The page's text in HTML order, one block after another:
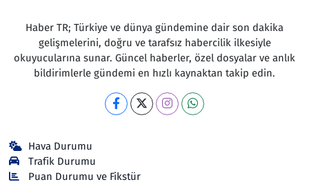
Haber TR; Türkiye ve dünya gündemine dair son dakika
gelişmelerini, doğru ve tarafsız habercilik ilkesiyle
okuyucularına sunar. Güncel haberler, özel dosyalar ve anlık
bildirimlerle gündemi en hızlı kaynaktan takip edin.
Hava Durumu
Trafik Durumu
Puan Durumu ve Fikstür